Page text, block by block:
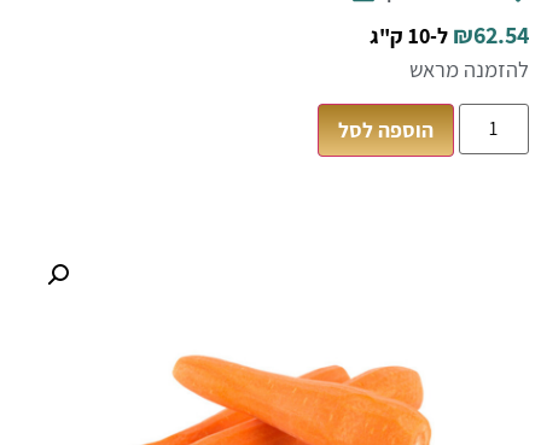
₪62.54 ל-10 ק"ג
להזמנה מראש
הוספה לסל